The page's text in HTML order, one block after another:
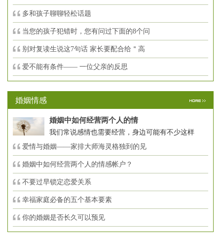
多和孩子聊聊轻松话题
当您的孩子犯错时，您有问过下面的8个问
别对复读生说这7句话 家长要配合给＂高
爱不能有条件—— 一位父亲的反思
婚姻情感
婚姻中如何经营两个人的情
我们常说感情也需要经营，身边可能有不少这样
爱情与婚姻——家排大师海灵格独到的见
婚姻中如何经营两个人的情感帐户？
不要过早锁定恋爱关系
幸福家庭必备的五个基本要素
你的婚姻是否长久可以预见